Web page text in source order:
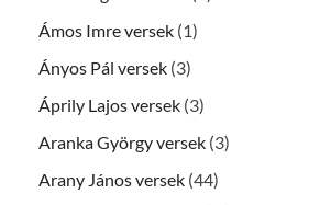
Ámos Imre versek (1)
Ányos Pál versek (3)
Áprily Lajos versek (3)
Aranka György versek (3)
Arany János versek (44)